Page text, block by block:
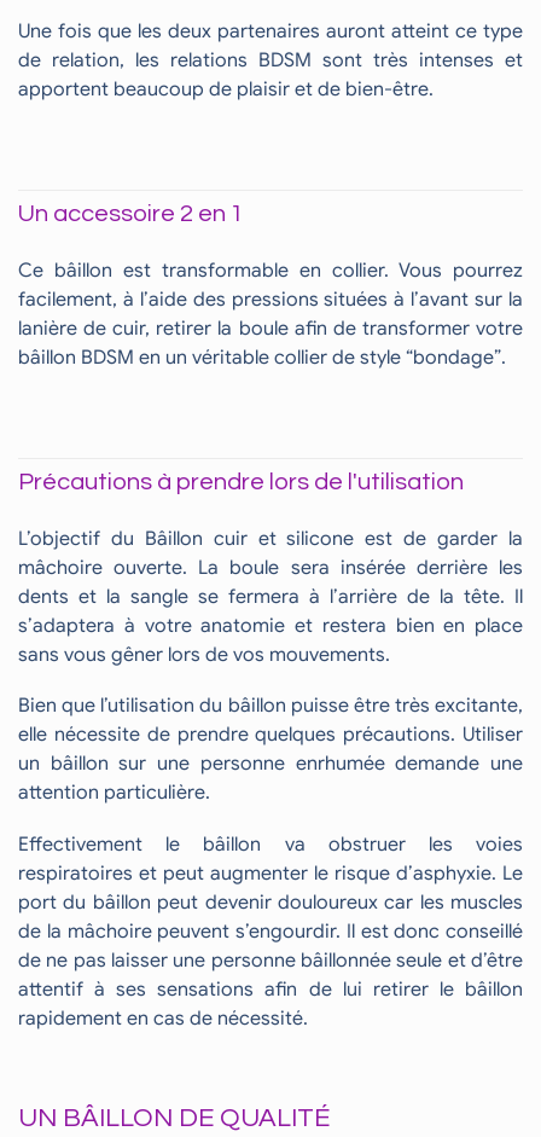
Une fois que les deux partenaires auront atteint ce type
de relation, les relations BDSM sont très intenses et
apportent beaucoup de plaisir et de bien-être.
Un accessoire 2 en 1
Ce bâillon est transformable en collier. Vous pourrez
facilement, à l’aide des pressions situées à l’avant sur la
lanière de cuir, retirer la boule afin de transformer votre
bâillon BDSM en un véritable collier de style “bondage”.
Précautions à prendre lors de l'utilisation
L’objectif du Bâillon cuir et silicone est de garder la
mâchoire ouverte. La boule sera insérée derrière les
dents et la sangle se fermera à l’arrière de la tête. Il
s’adaptera à votre anatomie et restera bien en place
sans vous gêner lors de vos mouvements.
Bien que l’utilisation du bâillon puisse être très excitante,
elle nécessite de prendre quelques précautions. Utiliser
un bâillon sur une personne enrhumée demande une
attention particulière.
Effectivement le bâillon va obstruer les voies
respiratoires et peut augmenter le risque d’asphyxie. Le
port du bâillon peut devenir douloureux car les muscles
de la mâchoire peuvent s’engourdir. Il est donc conseillé
de ne pas laisser une personne bâillonnée seule et d’être
attentif à ses sensations afin de lui retirer le bâillon
rapidement en cas de nécessité.
UN BÂILLON DE QUALITÉ